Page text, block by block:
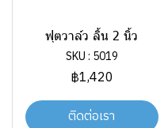
ฟุตวาล์ว ลิ้น 2 นิ้ว
SKU : 5019
฿1,420
ติดต่อเรา